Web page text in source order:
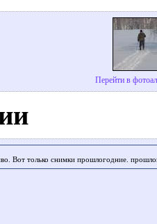
Перейти в
Вот только снимки прошлогодние.